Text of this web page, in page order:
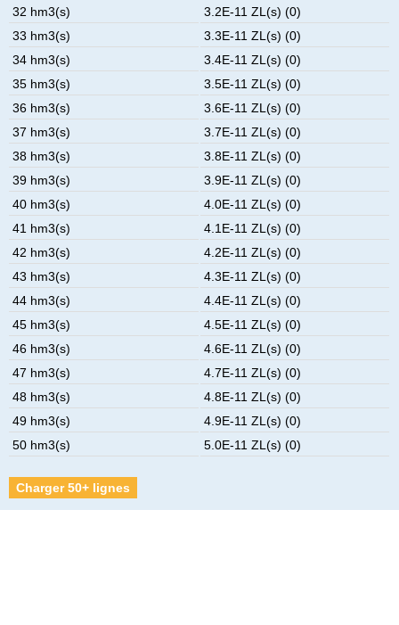
32 hm3(s)
3.2E-11 ZL(s) (0)
33 hm3(s)
3.3E-11 ZL(s) (0)
34 hm3(s)
3.4E-11 ZL(s) (0)
35 hm3(s)
3.5E-11 ZL(s) (0)
36 hm3(s)
3.6E-11 ZL(s) (0)
37 hm3(s)
3.7E-11 ZL(s) (0)
38 hm3(s)
3.8E-11 ZL(s) (0)
39 hm3(s)
3.9E-11 ZL(s) (0)
40 hm3(s)
4.0E-11 ZL(s) (0)
41 hm3(s)
4.1E-11 ZL(s) (0)
42 hm3(s)
4.2E-11 ZL(s) (0)
43 hm3(s)
4.3E-11 ZL(s) (0)
44 hm3(s)
4.4E-11 ZL(s) (0)
45 hm3(s)
4.5E-11 ZL(s) (0)
46 hm3(s)
4.6E-11 ZL(s) (0)
47 hm3(s)
4.7E-11 ZL(s) (0)
48 hm3(s)
4.8E-11 ZL(s) (0)
49 hm3(s)
4.9E-11 ZL(s) (0)
50 hm3(s)
5.0E-11 ZL(s) (0)
Charger 50+ lignes